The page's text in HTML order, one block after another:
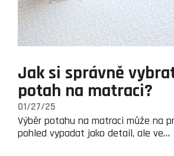
Jak si správně
potah na matraci?
01/27/25
Výběr potahu na matraci může na
pohled vypadat jako detail, ale ve…